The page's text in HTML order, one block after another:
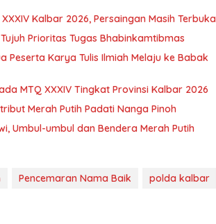
Kalbar 2026, Persaingan Masih Terbuka
Prioritas Tugas Bhabinkamtibmas
Peserta Karya Tulis Ilmiah Melaju ke Babak
MTQ XXXIV Tingkat Provinsi Kalbar 2026
Merah Putih Padati Nanga Pinoh
Umbul-umbul dan Bendera Merah Putih
Pencemaran Nama Baik
polda kalbar